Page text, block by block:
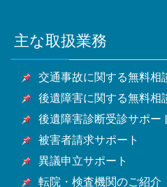
市・東大和市・清瀬市・東久
摩市・稲城市・羽村市・あ
都全域
潮市・富士見市・三郷市・蓮
鶴ヶ島市・日高市・吉川市・
市・富津市・浦安市・四街道
印西市・白井市・富里市・
市・山武市・いすみ市・大網
甲府市・山梨市・南アルプス
県・静岡県等
主な取扱業務
交通事故に関する無料相
後遺障害に関する無料相
後遺障害診断受診サポー
被害者請求サポート
異議申立サポート
転院・検査機関のご紹介